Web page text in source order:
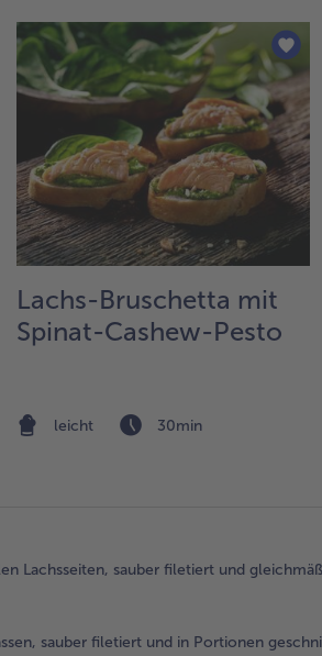
Lachs-Bruschetta mit
Spinat-Cashew-Pesto
leicht 30min
Lachsseiten, sauber filetiert und
sauber filetiert und in Portionen